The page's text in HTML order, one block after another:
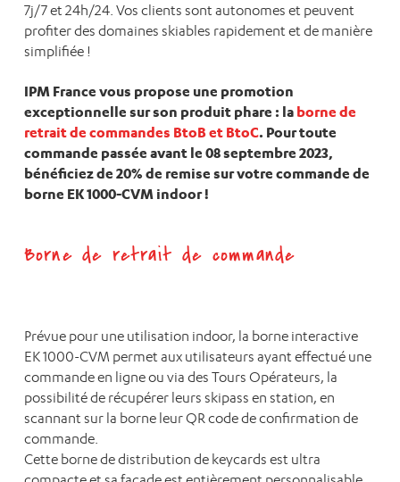
7j/7 et 24h/24. Vos clients sont autonomes et peuvent
profiter des domaines skiables rapidement et de manière
simplifiée !
IPM France vous propose une promotion
exceptionnelle sur son produit phare : la borne de
retrait de commandes BtoB et BtoC. Pour toute
commande passée avant le 08 septembre 2023,
bénéficiez de 20% de remise sur votre commande de
borne EK 1000-CVM indoor !
Borne de retrait de commande
Prévue pour une utilisation indoor, la borne interactive
EK 1000-CVM permet aux utilisateurs ayant effectué une
commande en ligne ou via des Tours Opérateurs, la
possibilité de récupérer leurs skipass en station, en
scannant sur la borne leur QR code de confirmation de
commande.
Cette borne de distribution de keycards est ultra